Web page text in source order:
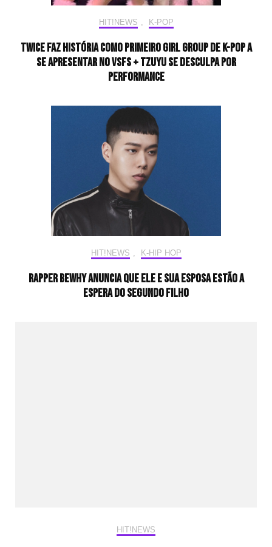
HIT!NEWS , K-POP
TWICE faz história como primeiro girl group de K-pop a
se apresentar no VSFS + TZUYU se desculpa por
performance
HIT!NEWS , K-HIP HOP
Rapper BewhY anuncia que ele e sua esposa estão a
espera do segundo filho
HIT!NEWS